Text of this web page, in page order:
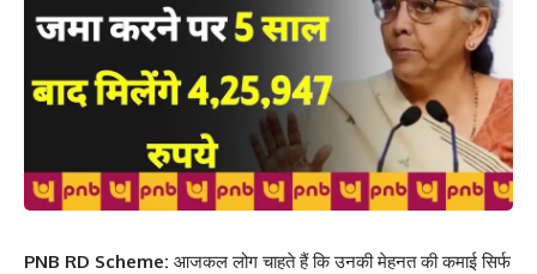
PNB RD Scheme: आजकल लोग चाहते हैं कि उनकी मेहनत की कमाई सिर्फ